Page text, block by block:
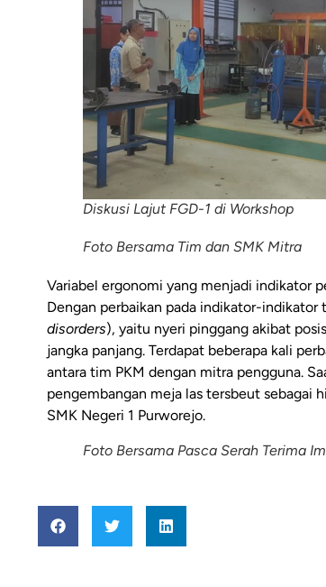
Diskusi Lajut FGD-1 di Workshop
Foto Bersama Tim dan SMK Mitra
Variabel ergonomi yang menjadi indikator
Dengan perbaikan pada indikator-indikator
disorders), yaitu nyeri pinggang akibat
jangka panjang. Terdapat beberapa kali
antara tim PKM dengan mitra pengguna.
pengembangan meja las tersbeut sebagai
SMK Negeri 1 Purworejo.
Foto Bersama Pasca Serah Terima